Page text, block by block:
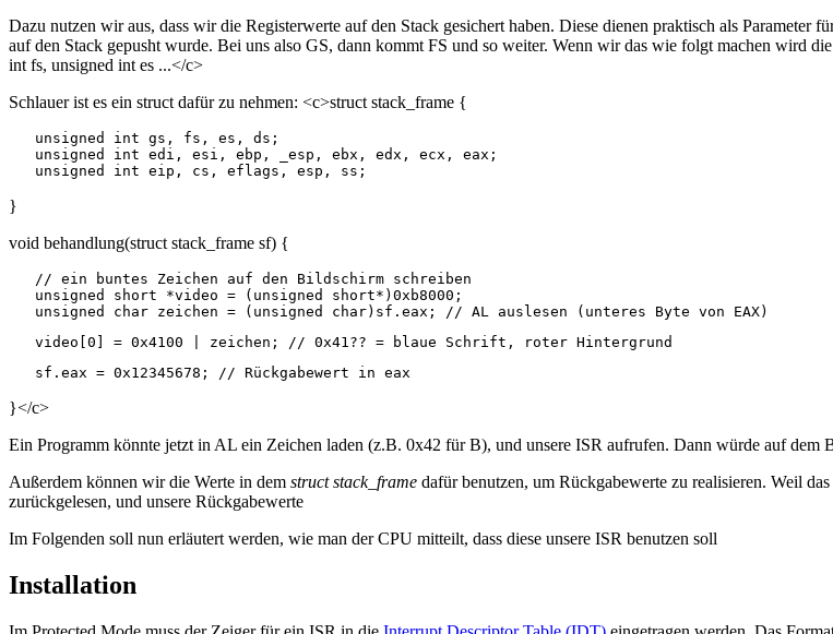
Dazu nutzen wir aus, dass wir die Registerwerte auf den Stack gesichert haben. Diese dienen praktisch als Parameter
auf den Stack gepusht wurde. Bei uns also GS, dann kommt FS und so weiter. Wenn wir das wie folgt machen wird
int fs, unsigned int es ...</c>
Schlauer ist es ein struct dafür zu nehmen: <c>struct stack_frame {
   unsigned int gs, fs, es, ds;
   unsigned int edi, esi, ebp, _esp, ebx, edx, ecx, eax;
}
void behandlung(struct stack_frame sf) {
   // ein buntes Zeichen auf den Bildschirm schreiben
   unsigned short *video = (unsigned short*)0xb8000;
}</c>
Ein Programm könnte jetzt in AL ein Zeichen laden (z.B. 0x42 für B), und unsere ISR aufrufen. Dann würde auf dem
Außerdem können wir die Werte in dem struct stack_frame dafür benutzen, um Rückgabewerte zu realisieren. Weil
zurückgelesen, und unsere Rückgabewerte
Im Folgenden soll nun erläutert werden, wie man der CPU mitteilt, dass diese unsere ISR benutzen soll
Installation